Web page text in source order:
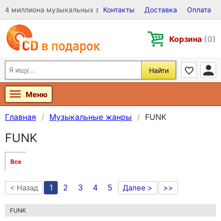
4 миллиона музыкальных записей на Виниле, CD и DVD
Контакты Доставка Оплата
Корзина (0)
Найти
Меню
Главная Музыкальные жанры FUNK
FUNK
Все
< Назад 1 2 3 4 5 Далее > >>
FUNK